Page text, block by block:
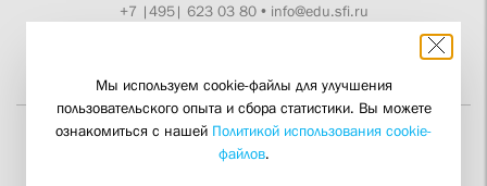
+7 |495| 623 03 80• info@edu.sfi.ru
Хорошая традиция
Мы используем cookie-файлы для улучшения
пользовательского опыта и сбора статистики. Вы можете
ознакомиться с нашей Политикой использования cookie-
файлов.